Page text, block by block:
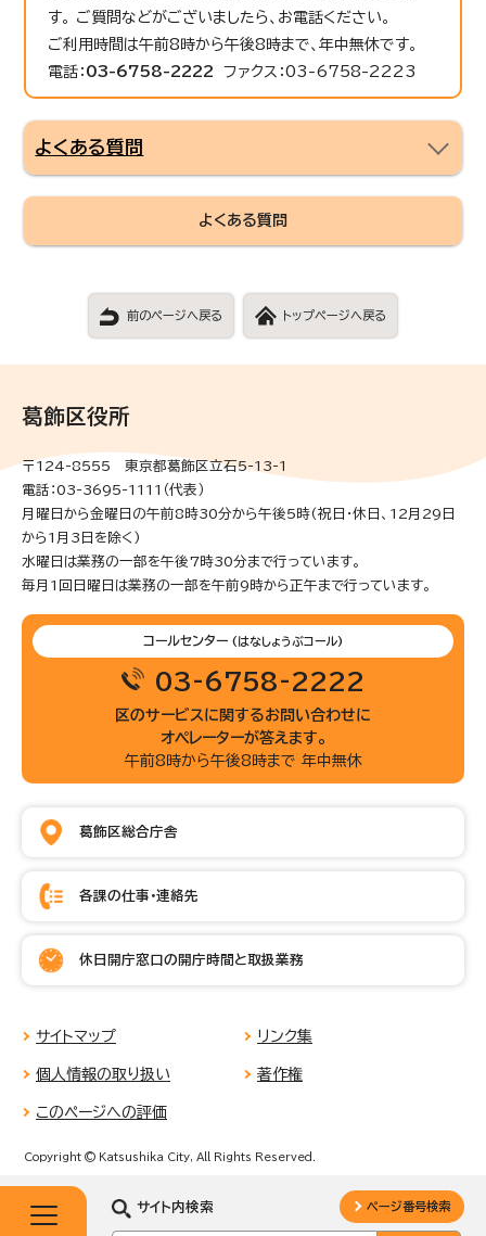
す。 ご質問などがございましたら、お電話ください。
ご利用時間は午前8時から午後8時まで、年中無休です。
電話： 03-6758-2222 ファクス：03-6758-2223
よくある質問
よくある質問
前のページへ戻る トップページへ戻る
サイト内検索 ページ番号検索
葛飾区役所
〒124-8555 東京都葛飾区立石5-13-1
電話：03-3695-1111（代表）
月曜日から金曜日の午前8時30分から午後5時(祝日・休日、12月29日
から1月3日を除く)
水曜日は業務の一部を午後7時30分まで行っています。
毎月1回日曜日は業務の一部を午前9時から正午まで行っています。
コールセンター (はなしょうぶコール)
03-6758-2222
区のサービスに関するお問い合わせに
オペレーターが答えます。
午前8時から午後8時まで 年中無休
葛飾区総合庁舎
各課の仕事・連絡先
休日開庁窓口の開庁時間と取扱業務
サイトマップ リンク集
個人情報の取り扱い 著作権
このページへの評価
Copyright © Katsushika City, All Rights Reserved.